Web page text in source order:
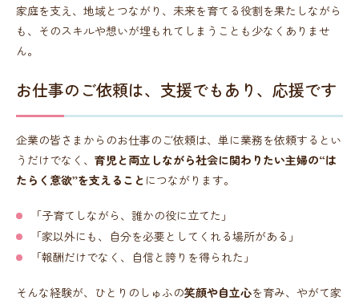
家庭を支え、地域とつながり、未来を育てる役割を果たしながら
も、そのスキルや想いが埋もれてしまうことも少なくありませ
ん。
お仕事のご依頼は、支援でもあり、応援です
企業の皆さまからのお仕事のご依頼は、単に業務を依頼するとい
うだけでなく、 育児と両立しながら社会に関わりたい主婦の“は
たらく意欲”を支えること につながります。
「子育てしながら、誰かの役に立てた」
「家以外にも、自分を必要としてくれる場所がある」
「報酬だけでなく、自信と誇りを得られた」
そんな経験が、ひとりのしゅふの笑顔や自立心を育み、やがて家